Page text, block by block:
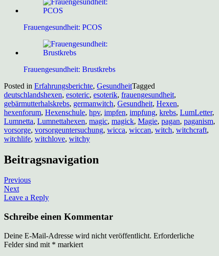
Frauengesundheit: PCOS
Frauengesundheit: Brustkrebs
Posted in Erfahrungsberichte, GesundheitTagged
deutschlandshexen, esoteric, esoterik, frauengesundheit,
gebärmutterhalskrebs, germanwitch, Gesundheit, Hexen,
hexenforum, Hexenschule, hpv, impfen, impfung, krebs, LumLetter,
Lumnetta, Lumnettahexen, magic, magick, Magie, pagan, paganism,
vorsorge, vorsorgeuntersuchung, wicca, wiccan, witch, witchcraft,
witchlife, witchlove, witchy
Beitragsnavigation
Previous
Next
Leave a Reply
Schreibe einen Kommentar
Deine E-Mail-Adresse wird nicht veröffentlicht. Erforderliche
Felder sind mit * markiert